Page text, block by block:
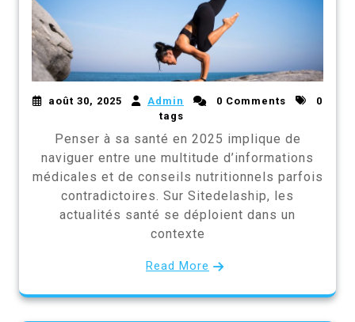
août 30, 2025 Admin 0 Comments
0
tags
Penser à sa santé en 2025 implique de
naviguer entre une multitude d’informations
médicales et de conseils nutritionnels parfois
contradictoires. Sur Sitedelaship, les
actualités santé se déploient dans un
contexte
Read More